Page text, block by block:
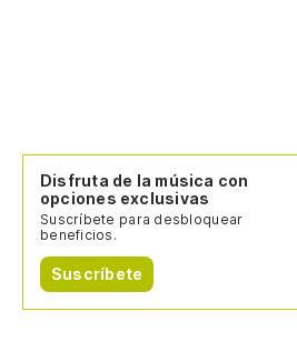
Disfruta de la música con
opciones exclusivas
Suscríbete para desbloquear
beneficios.
Suscríbete